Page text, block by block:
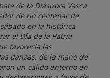
de la Diáspora Vasca
de un centenar de
en la histórica
el Día de la Patria
favorecía las
danzas, de la mano de
un cálido entorno en